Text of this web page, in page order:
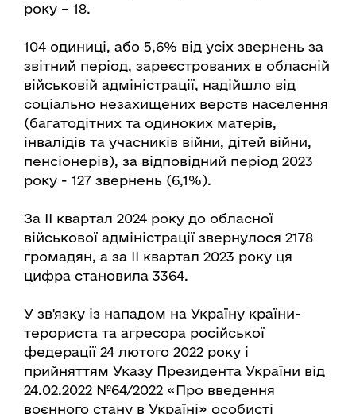
року – 18.
104 одиниці, або 5,6% від усіх звернень за
звітний період, зареєстрованих в обласній
військовій адміністрації, надійшло від
соціально незахищених верств населення
(багатодітних та одиноких матерів,
інвалідів та учасників війни, дітей війни,
пенсіонерів), за відповідний період 2023
року - 127 звернень (6,1%).
За ІІ квартал 2024 року до обласної
військової адміністрації звернулося 2178
громадян, а за ІІ квартал 2023 року ця
цифра становила 3364.
У зв'язку із нападом на Україну країни-
терориста та агресора російської
федерації 24 лютого 2022 року і
прийняттям Указу Президента України від
24.02.2022 №64/2022 «Про введення
воєнного стану в Україні» особисті